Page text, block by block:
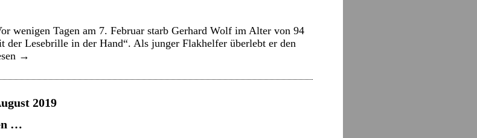
wenigen Tagen am 7. Februar starb Gerhard Wolf im Alter von 94
der Lesebrille in der Hand“. Als junger Flakhelfer überlebt er den
→
2019
…